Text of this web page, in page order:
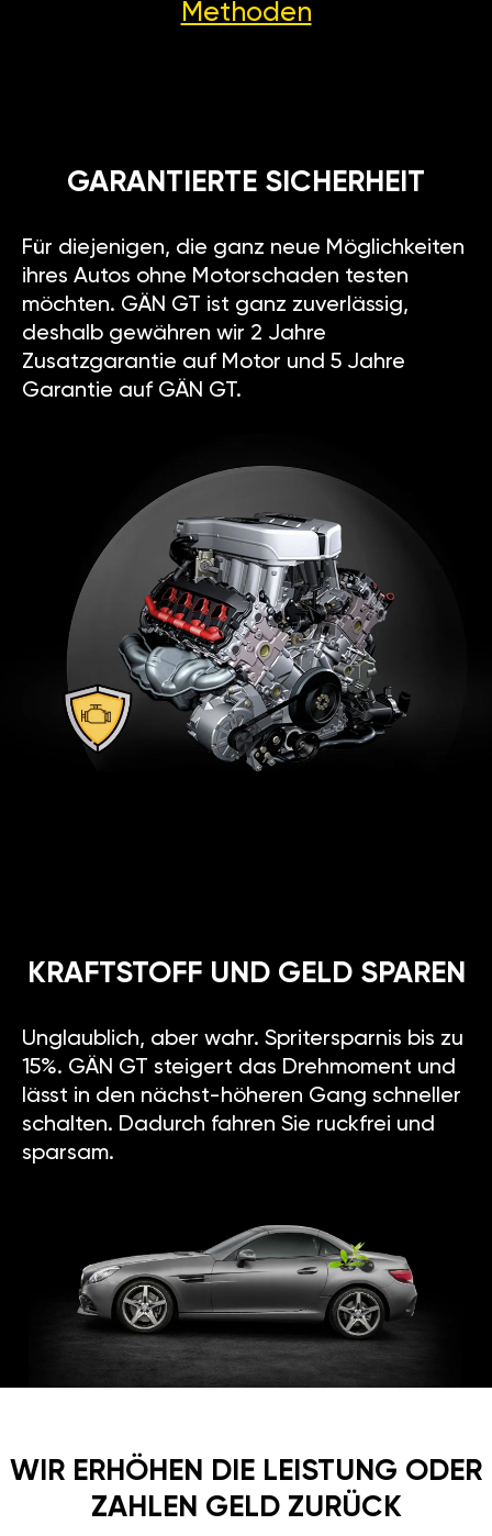
Methoden
GARANTIERTE SICHERHEIT
Für diejenigen, die ganz neue Möglichkeiten
ihres Autos ohne Motorschaden testen
möchten. GÄN GT ist ganz zuverlässig,
deshalb gewähren wir 2 Jahre
Zusatzgarantie auf Motor und 5 Jahre
Garantie auf GÄN GT.
KRAFTSTOFF UND GELD SPAREN
Unglaublich, aber wahr. Spritersparnis bis zu
15%. GÄN GT steigert das Drehmoment und
lässt in den nächst-höheren Gang schneller
schalten. Dadurch fahren Sie ruckfrei und
sparsam.
WIR ERHÖHEN DIE LEISTUNG ODER
ZAHLEN GELD ZURÜCK